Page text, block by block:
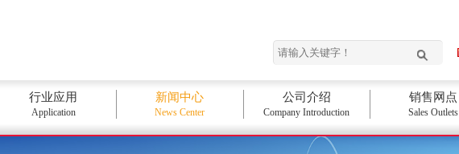
行业应用
Application
新闻中心
News Center
公司介绍
Company Introduction
销售网点
Sales Outlets